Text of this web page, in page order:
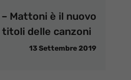
Mattoni è il nuovo
delle canzoni
13 Settembre 2019